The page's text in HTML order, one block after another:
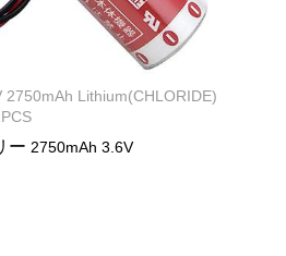
Lithium(CHLORIDE)
ー 2750mAh 3.6V